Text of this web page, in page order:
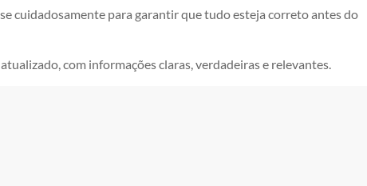
cuidadosamente para garantir que tudo esteja correto antes do
com informações claras, verdadeiras e relevantes.